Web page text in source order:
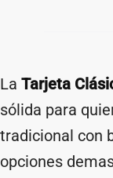
La Tarjeta
sólida para
tradicional con
opciones